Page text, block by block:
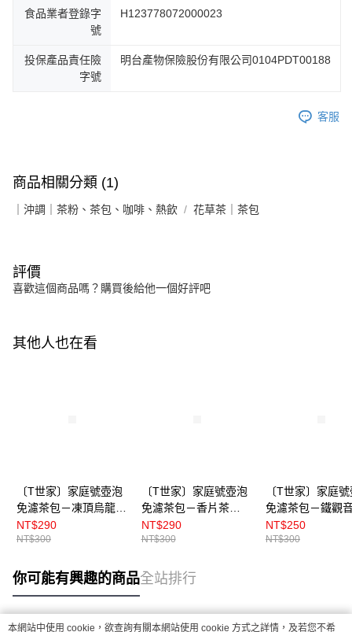
食品業者登錄字
號
H123778072000023
投保產品責任險
字號
明台產物保險股份有限公司0104PDT00188
客服
商品相關分類 (1)
｜沖調｜茶粉、茶包、咖啡、熱飲 花草茶｜茶包
評價
喜歡這個商品嗎？購買後給他一個好評吧
其他人也在看
〔T世家〕家庭號壺泡
免濾茶包－凍頂烏龍茶
7gx37小包/袋
NT$290
NT$300
〔T世家〕家庭號壺泡
免濾茶包－香片茶
7gx37小包/袋
NT$290
NT$300
〔T世家〕家庭
免濾茶包－鐵觀
7gx37小包/袋
NT$250
NT$300
你可能有興趣的商品全站排行
本網站中使用 cookie，欲查詢有關本網站使用 cookie 方式之詳情，及若您不希